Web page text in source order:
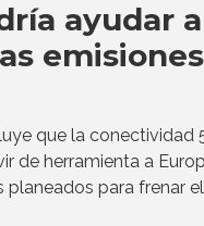
ayudar a
que la conectividad
de herramienta a
planeados para frenar